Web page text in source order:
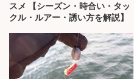
スメ 【シーズン・時合い・タッ
クル・ルアー・誘い方を解説】